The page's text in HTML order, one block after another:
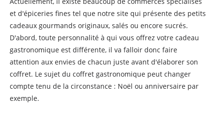
et d'épiceries fines tel que notre site qui présente des petits
cadeaux gourmands originaux, salés ou encore sucrés.
D'abord, toute personnalité à qui vous offrez votre cadeau
gastronomique est différente, il va falloir donc faire
attention aux envies de chacun juste avant d'élaborer son
coffret. Le sujet du coffret gastronomique peut changer
compte tenu de la circonstance : Noël ou anniversaire par
exemple.